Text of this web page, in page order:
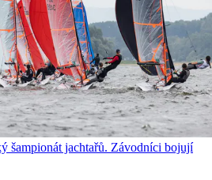
šampionát jachtařů. Závodníci bojují